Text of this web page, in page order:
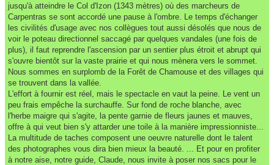
jusqu'à atteindre le Col d'Izon (1343 mètres) où des marcheurs de
Carpentras se sont accordé une pause à l'ombre. Le temps d'échanger
les civilités d'usage avec nos collègues tout aussi désolés que nous de
voir le poteau directionnel saccagé par quelques vandales (une fois de
plus), il faut reprendre l'ascension par un sentier plus étroit et abrupt qui
s'ouvre bientôt sur la vaste prairie et qui nous mènera vers le sommet.
Nous sommes en surplomb de la Forêt de Chamouse et des villages qui
se trouvent dans la vallée.
L'effort à fournir est réel, mais le spectacle en vaut la peine. Le vent un
peu frais empêche la surchauffe. Sur fond de roche blanche, avec
l'herbe maigre qui s'agite, la pente garnie de fleurs jaunes et mauves,
offre à qui veut bien s'y attarder une toile à la manière impressionniste...
La multitude de taches composent une oeuvre naturelle dont le talent
des photographes vous dira bien mieux la beauté. ... Et pour en profiter
à notre aise, notre guide, Claude, nous invite à poser nos sacs pour le